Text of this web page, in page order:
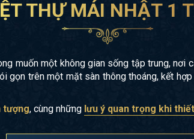
THỰ MÁI NHẬT 1
muốn một không gian sống tập trung, nơi
gọn trên một mặt sàn thông thoáng, kết
tượng, cùng những lưu ý quan trọng khi